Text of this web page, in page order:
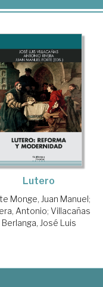
Lutero
Monge, Juan Manuel;
Antonio;Villacañas
Berlanga, José Luis